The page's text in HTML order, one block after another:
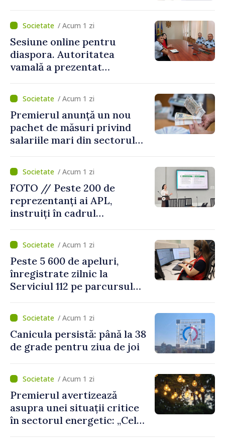
/ Acum 1 zi
Sesiune online pentru
diaspora. Autoritatea
vamală a prezentat
revenirea în țară
/ Acum 1 zi
Premierul anunță un nou
pachet de măsuri privind
salariile mari din sectorul
/ Acum 1 zi
FOTO // Peste 200 de
reprezentanți ai APL,
instruiți în cadrul
Mediu privind aplicarea a
două regulamente din
domeniu
/ Acum 1 zi
Peste 5 600 de apeluri,
înregistrate zilnic la
Serviciul 112 pe parcursul
cetățeni au solicitat
ambulanța/ Acum 1 zi
Canicula persistă: până la 38
de grade pentru ziua de joi
/ Acum 1 zi
Premierul avertizează
asupra unei situații critice
în sectorul energetic: „Cel